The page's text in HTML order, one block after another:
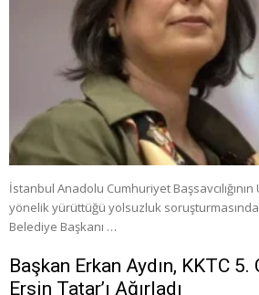
İstanbul Anadolu Cumhuriyet
yönelik yürüttüğü yolsuzluk soruşturmasında
Belediye Başkanı …
Başkan Erkan Aydın, KKTC 5.
Ersin Tatar’ı Ağırladı